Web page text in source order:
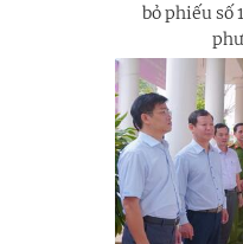
bỏ phiếu số